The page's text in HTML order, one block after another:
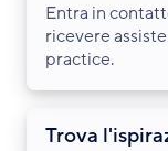
Entra in
ricevere
practice.
Trova